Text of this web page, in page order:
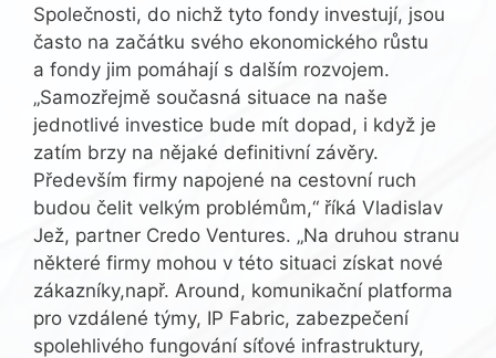
Společnosti, do nichž tyto fondy investují, jsou
často na začátku svého ekonomického růstu
a fondy jim pomáhají s dalším rozvojem.
„Samozřejmě současná situace na naše
jednotlivé investice bude mít dopad, i když je
zatím brzy na nějaké definitivní závěry.
Především firmy napojené na cestovní ruch
budou čelit velkým problémům,“ říká Vladislav
Jež, partner Credo Ventures. „Na druhou stranu
některé firmy mohou v této situaci získat nové
zákazníky,např. Around, komunikační platforma
pro vzdálené týmy, IP Fabric, zabezpečení
spolehlivého fungování síťové infrastruktury,